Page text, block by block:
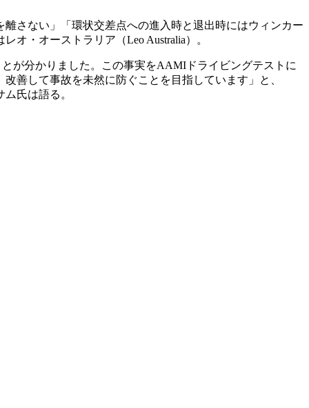
さない」「環状交差点への進入時と退出時にはウィンカー
オ・オーストラリア（Leo Australia）。
が分かりました。この事実をAAMIドライビングテストに
善して事故を未然に防ぐことを目指しています」と、
氏は語る。